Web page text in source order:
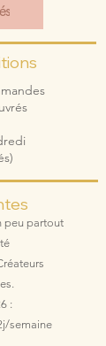
peu partout
:
semaine